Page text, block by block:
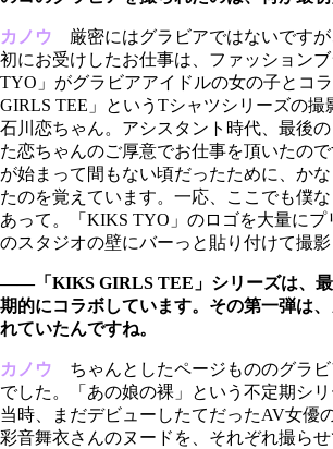
カノウ 厳密にはグラビアではないです
初にお受けしたお仕事は、ファッション
TYO」がグラビアアイドルの女の子とコ
GIRLS TEE」というTシャツシリーズの撮
石川恋ちゃん。アシスタント時代、最後
た恋ちゃんのご厚意でお仕事を頂いたの
が始まって間もない頃だったために、か
たのを覚えています。一応、ここでも僕
あって。「KIKS TYO」のロゴを大量にプ
のスタジオの壁にバーっと貼り付けて撮影
――「KIKS GIRLS TEE」シリーズは、最
期的にコラボしています。その第一弾は
れていたんですね。
カノウ ちゃんとしたページもののグラ
でした。「あの娘の裸」という不定期シリ
当時、まだデビューしたてだったAV女優
彩音舞衣さんのヌードを、それぞれ撮ら